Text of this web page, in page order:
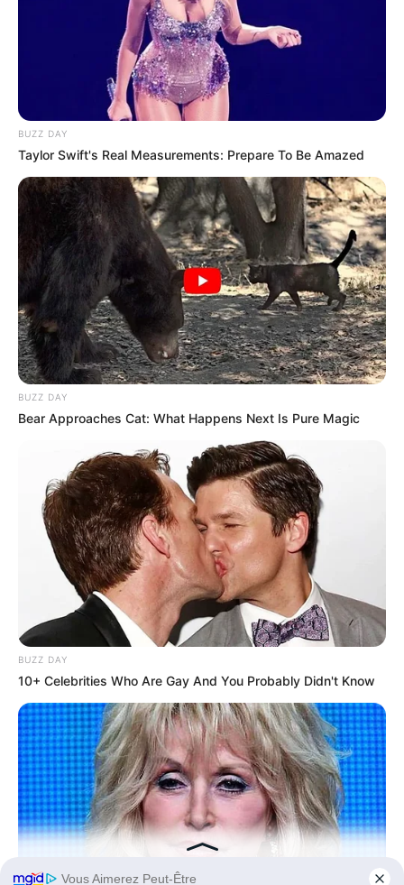
BUZZ DAY
Taylor Swift's Real Measurements: Prepare To Be Amazed
BUZZ DAY
Bear Approaches Cat: What Happens Next Is Pure Magic
BUZZ DAY
10+ Celebrities Who Are Gay And You Probably Didn't Know